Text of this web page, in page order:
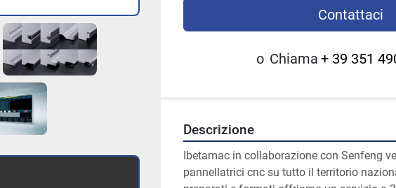
Contattaci
o Chiama + 39 351
Descrizione
Ibetamac in collaborazione con Senfeng
pannellatrici cnc su tutto il territorio